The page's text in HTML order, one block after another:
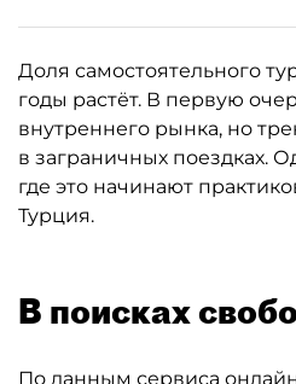
Доля самостоятельного
годы растёт. В первую
внутреннего рынка, но
в заграничных поездках.
где это начинают
Турция.
В поисках
По данным сервиса